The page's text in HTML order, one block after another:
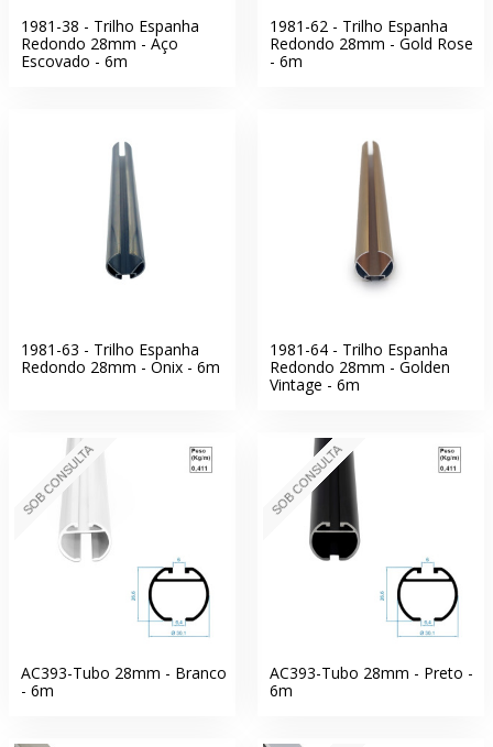
1981-38 - Trilho Espanha
Redondo 28mm - Aço
Escovado - 6m
1981-62 - Trilho Espanha
Redondo 28mm - Gold Rose
- 6m
1981-63 - Trilho Espanha
Redondo 28mm - Onix - 6m
1981-64 - Trilho Espanha
Redondo 28mm - Golden
Vintage - 6m
SOB CONSULTA
AC393-Tubo 28mm - Branco
- 6m
SOB CONSULTA
AC393-Tubo 28mm - Preto -
6m